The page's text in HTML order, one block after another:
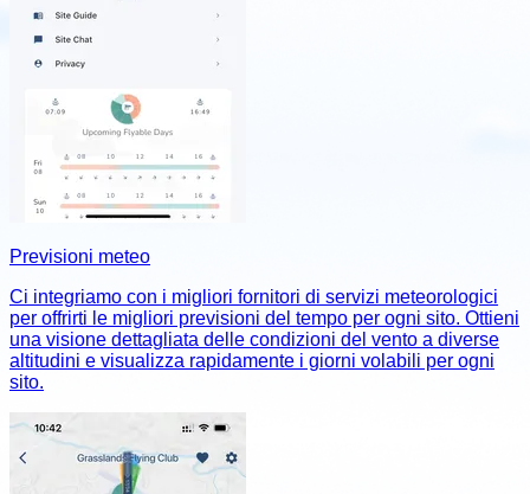
Previsioni meteo
Ci integriamo con i migliori fornitori di servizi meteorologici
per offrirti le migliori previsioni del tempo per ogni sito. Ottieni
una visione dettagliata delle condizioni del vento a diverse
altitudini e visualizza rapidamente i giorni volabili per ogni
sito.